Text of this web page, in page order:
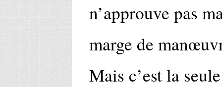
n’approuve pas
marge de
Mais c’est la